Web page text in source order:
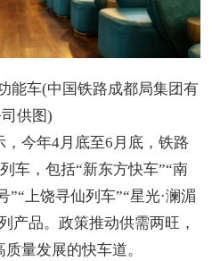
能车(中国铁路成都局集团有
司供图)
今年4月底至6月底，铁路
车，包括“新东方快车”“南
”“上饶寻仙列车”“星光·澜湄
产品。政策推动供需两旺，
量发展的快车道。